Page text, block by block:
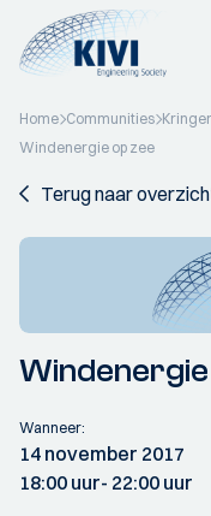
Home Communities
Windenergie op zee
Terug naar
Wanneer:
14 november 2017
18:00 uur- 22:00 uur